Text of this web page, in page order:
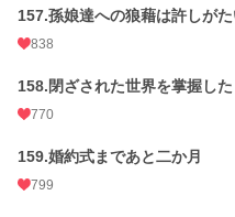
157.孫娘達への狼藉は許しが
838
158.閉ざされた世界を掌握し
770
159.婚約式まであと二か月
799